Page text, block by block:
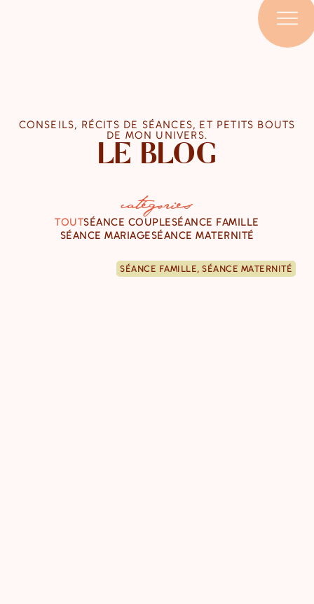
CONSEILS, RÉCITS DE SÉANCES, ET PETITS BOUTS
DE MON UNIVERS.
LE BLOG
catégories
SÉANCE COUPLESÉANCE FAMILLE
SÉANCE MARIAGESÉANCE MATERNITÉ
TOUT
SÉANCE FAMILLE, SÉANCE MATERNITÉ